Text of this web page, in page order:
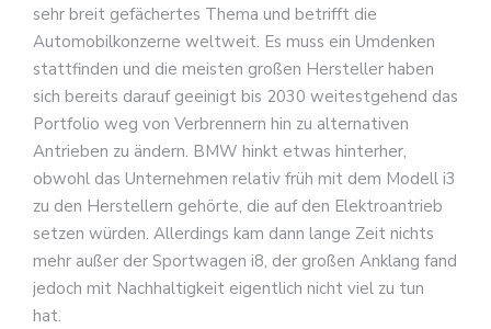
sehr breit gefächertes Thema und betrifft die
Automobilkonzerne weltweit. Es muss ein Umdenken
stattfinden und die meisten großen Hersteller haben
sich bereits darauf geeinigt bis 2030 weitestgehend das
Portfolio weg von Verbrennern hin zu alternativen
Antrieben zu ändern. BMW hinkt etwas hinterher,
obwohl das Unternehmen relativ früh mit dem Modell i3
zu den Herstellern gehörte, die auf den Elektroantrieb
setzen würden. Allerdings kam dann lange Zeit nichts
mehr außer der Sportwagen i8, der großen Anklang fand
jedoch mit Nachhaltigkeit eigentlich nicht viel zu tun
hat.